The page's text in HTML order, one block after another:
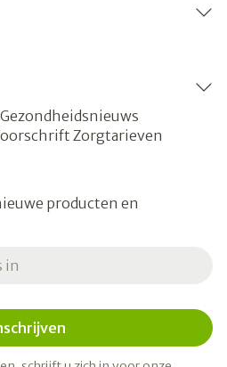
Gezondheidsnieuws
Zorgtarieven
producten en